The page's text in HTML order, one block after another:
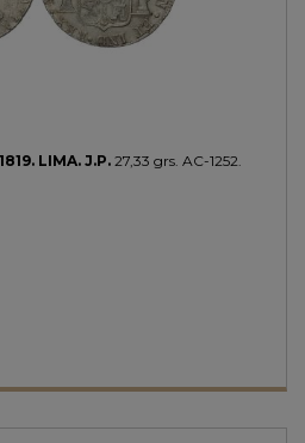
1819. LIMA. J.P. 27,33 grs. AC-1252.